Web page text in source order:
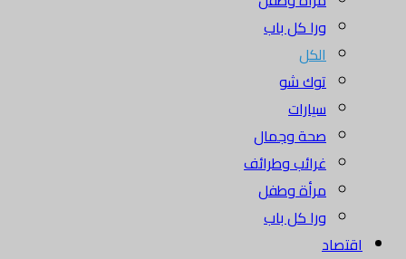
ورا كل باب
الكل
توك شو
سيارات
صحة وجمال
غرائب وطرائف
مرأة وطفل
ورا كل باب
اقتصاد